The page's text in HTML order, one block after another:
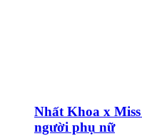
Nhất Khoa x
người phụ nữ